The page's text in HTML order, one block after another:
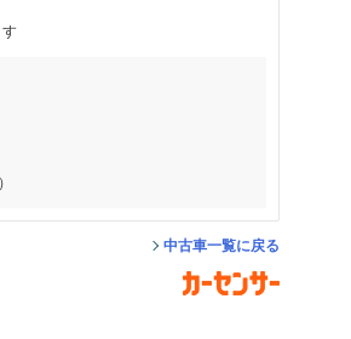
中古車一覧に戻る